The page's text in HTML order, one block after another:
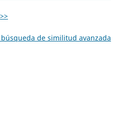
>>
de similitud avanzada